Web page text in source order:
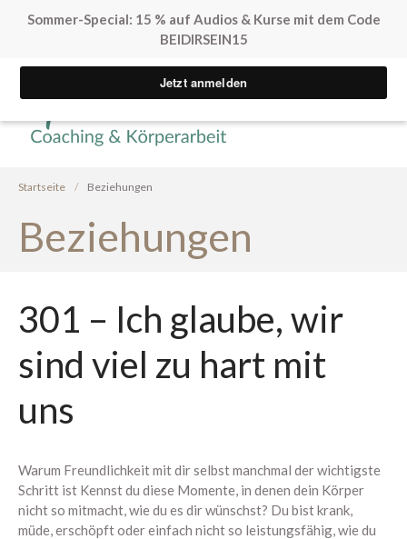
Sommer-Special: 15 % auf Audios & Kurse mit dem Code
BEIDIRSEIN15
Inner Flow Audio
Mini Sexleben Test
Podcast
Edging erleben
Paar Begegnung
1:1 Begleitung
SpürVertrauen
Yvonne Peglow Sexual Life
Startseite / Beziehungen
Beziehungen
301 – Ich glaube, wir
sind viel zu hart mit
uns
Warum Freundlichkeit mit dir selbst manchmal der wichtigste
Schritt ist Kennst du diese Momente, in denen dein Körper
nicht so mitmacht, wie du es dir wünschst? Du bist krank,
müde, erschöpft oder einfach nicht so leistungsfähig, wie du